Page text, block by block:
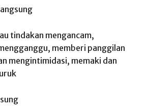
tindakan mengancam,
memberi panggilan
mengintimidasi, memaki dan